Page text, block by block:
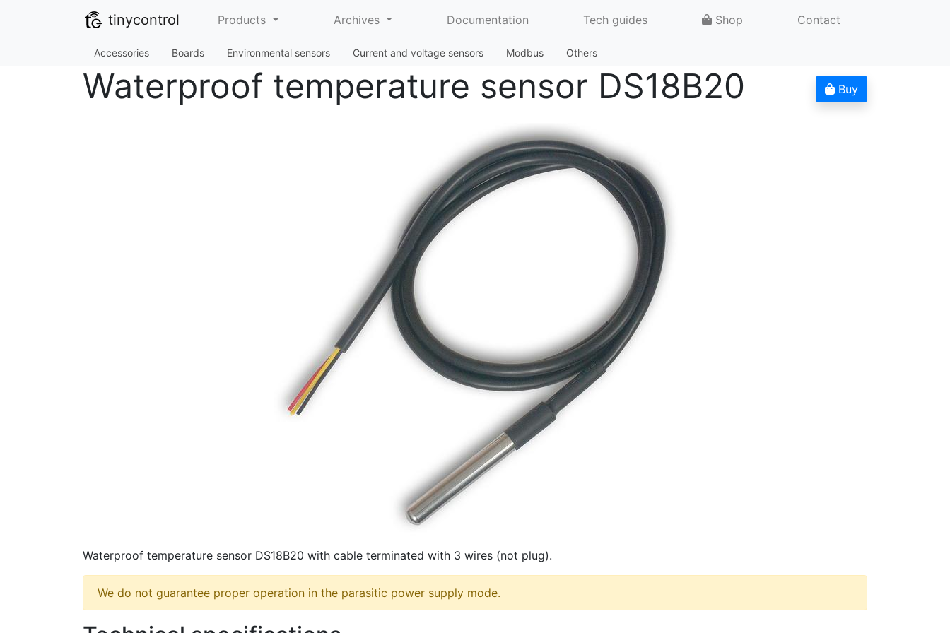
tinycontrol Products Archives Documentation Tech guides Shop Contact
Accessories Boards Environmental sensors Current and voltage sensors Modbus Others
Waterproof temperature sensor DS18B20 Buy
Waterproof temperature sensor DS18B20 with cable terminated with 3 wires (not plug).
We do not guarantee proper operation in the parasitic power supply mode.